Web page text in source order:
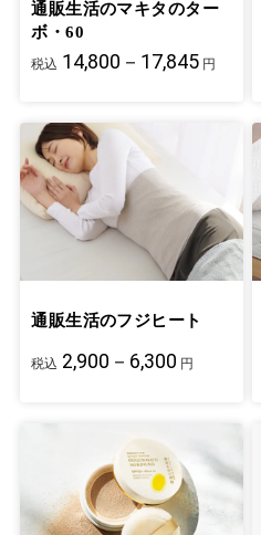
通販生活のマキタのター
ボ・60
税込 14,800－17,845 円
通販生活のフジヒート
税込 2,900－6,300 円